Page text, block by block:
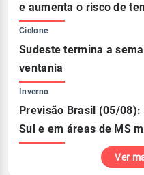
e aumenta o risco de
Ciclone
Sudeste termina a
ventania
Inverno
Previsão Brasil (05/
Sul e em áreas de MS
Ver